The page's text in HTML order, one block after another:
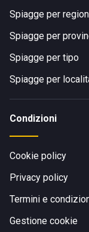
Spiagge per
Spiagge per
Spiagge per tipo
Spiagge per
Condizioni
Cookie policy
Privacy policy
Termini e
Gestione cookie